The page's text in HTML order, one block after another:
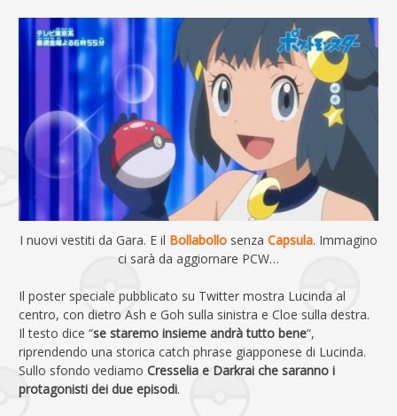
I nuovi vestiti da Gara. E il Bollabollo senza Capsula. Immagino
ci sarà da aggiornare PCW…
Il poster speciale pubblicato su Twitter mostra Lucinda al
centro, con dietro Ash e Goh sulla sinistra e Cloe sulla destra.
Il testo dice “se staremo insieme andrà tutto bene“,
riprendendo una storica catch phrase giapponese di Lucinda.
Sullo sfondo vediamo Cresselia e Darkrai che saranno i
protagonisti dei due episodi.